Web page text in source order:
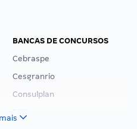
BANCAS DE CONCURSOS
Cebraspe
Cesgranrio
Consulplan